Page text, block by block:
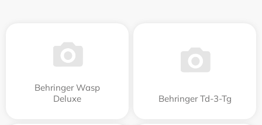
Behringer Wasp
Deluxe
Behringer Td-3-Tg